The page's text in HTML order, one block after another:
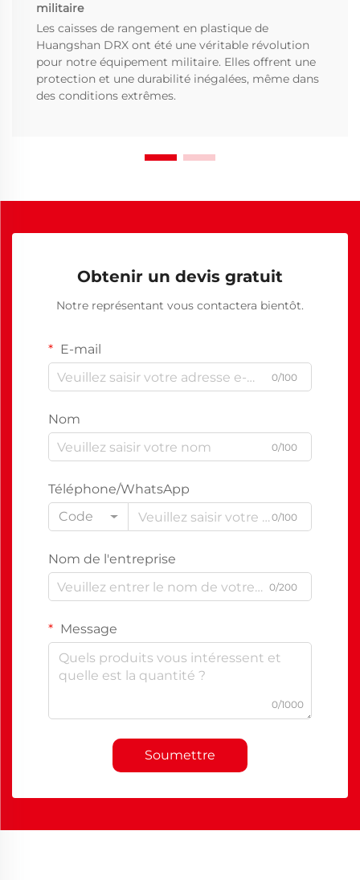
militaire
Les caisses de rangement en plastique de
Huangshan DRX ont été une véritable révolution
pour notre équipement militaire. Elles offrent une
protection et une durabilité inégalées, même dans
des conditions extrêmes.
Obtenir un devis gratuit
Notre représentant vous contactera bientôt.
E-mail
0/100
Nom
0/100
Téléphone/WhatsApp
Code
0/100
Nom de l'entreprise
0/200
Message
0/1000
Soumettre